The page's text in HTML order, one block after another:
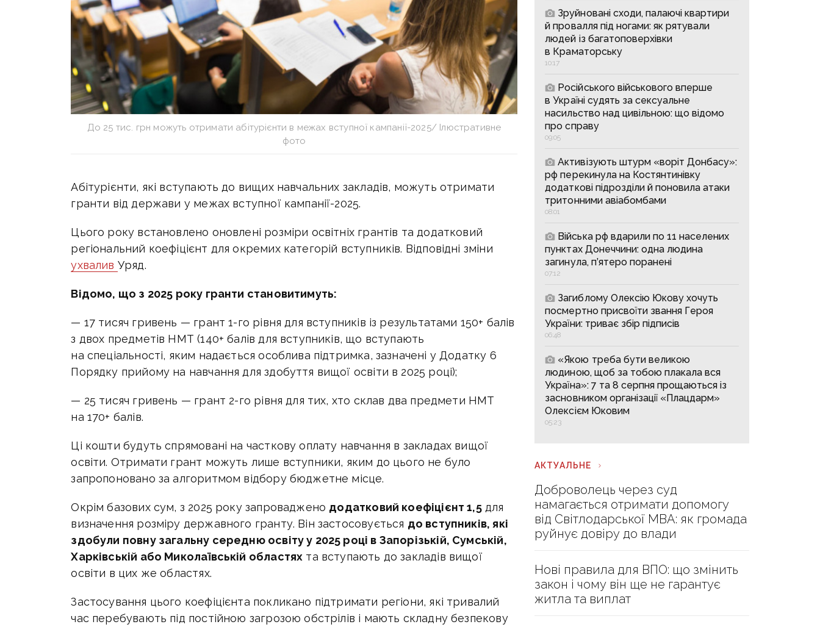
До 25 тис. грн можуть отримати абітурієнти в межах вступної кампанії-2025/ Ілюстративне
фото
Абітурієнти, які вступають до вищих навчальних закладів, можуть отримати
гранти від держави у межах вступної кампанії-2025.
Цього року встановлено оновлені розміри освітніх грантів та додатковий
регіональний коефіцієнт для окремих категорій вступників. Відповідні зміни
ухвалив Уряд.
Відомо, що з 2025 року гранти становитимуть:
— 17 тисяч гривень — грант 1-го рівня для вступників із результатами 150+ балів
з двох предметів НМТ (140+ балів для вступників, що вступають
на спеціальності, яким надається особлива підтримка, зазначені у Додатку 6
Порядку прийому на навчання для здобуття вищої освіти в 2025 році);
— 25 тисяч гривень — грант 2-го рівня для тих, хто склав два предмети НМТ
на 170+ балів.
Ці кошти будуть спрямовані на часткову оплату навчання в закладах вищої
освіти. Отримати грант можуть лише вступники, яким до цього не було
запропоновано за алгоритмом відбору бюджетне місце.
Окрім базових сум, з 2025 року запроваджено додатковий коефіцієнт 1,5для
визначення розміру державного гранту. Він застосовується до вступників, які
здобули повну загальну середню освіту у 2025 році в Запорізькій, Сумській,
Харківській або Миколаївській областях та вступають до закладів вищої
освіти в цих же областях.
Застосування цього коефіцієнта покликано підтримати регіони, які тривалий
час перебувають під постійною загрозою обстрілів і мають складну безпекову
Зруйновані сходи, палаючі квартири
й провалля під ногами: як рятували
людей із багатоповерхівки
в Краматорську
10:17
Російського військового вперше
в Україні судять за сексуальне
насильство над цивільною: що відомо
про справу
09:05
Активізують штурм «воріт Донбасу»:
рф перекинула на Костянтинівку
додаткові підрозділи й поновила атаки
тритонними авіабомбами
08:01
Війська рф вдарили по 11 населених
пунктах Донеччини: одна людина
загинула, п’ятеро поранені
07:12
Загиблому Олексію Юкову хочуть
посмертно присвоїти звання Героя
України: триває збір підписів
06:48
«Якою треба бути великою
людиною, щоб за тобою плакала вся
Україна»: 7 та 8 серпня прощаються із
засновником організації «Плацдарм»
Олексієм Юковим
05:23
АКТУАЛЬНЕ
Доброволець через суд
намагається отримати допомогу
від Світлодарської МВА: як громада
руйнує довіру до влади
Нові правила для ВПО: що змінить
закон і чому він ще не гарантує
житла та виплат